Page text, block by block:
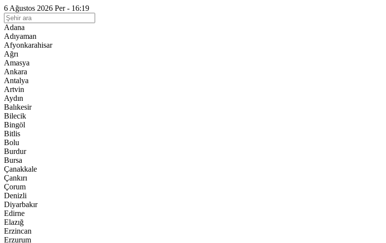
6 Ağustos 2026 Per - 16:19
Adana
Adıyaman
Afyonkarahisar
Ağrı
Amasya
Ankara
Antalya
Artvin
Aydın
Balıkesir
Bilecik
Bingöl
Bitlis
Bolu
Burdur
Bursa
Çanakkale
Çankırı
Çorum
Denizli
Diyarbakır
Edirne
Elazığ
Erzincan
Erzurum